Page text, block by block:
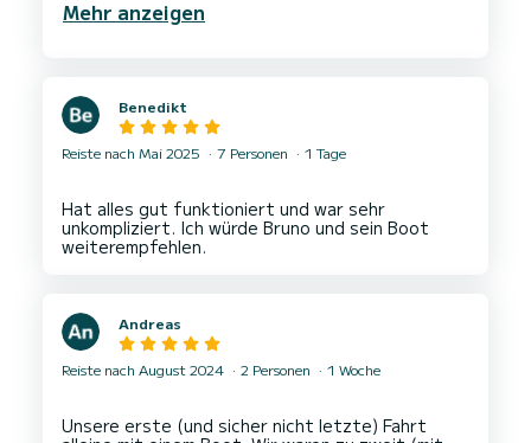
wohl!
Auf dem Programm: eine perfekte Balance
Wir können dieses Erlebnis wärmstens
Mehr anzeigen
Benedikt
Reiste nach Mai 2025 7 Personen 1 Tage
Hat alles gut funktioniert und war sehr
unkompliziert. Ich würde Bruno und sein Boot
Andreas
Reiste nach August 2024 2 Personen 1 Woche
Unsere erste (und sicher nicht letzte) Fahrt